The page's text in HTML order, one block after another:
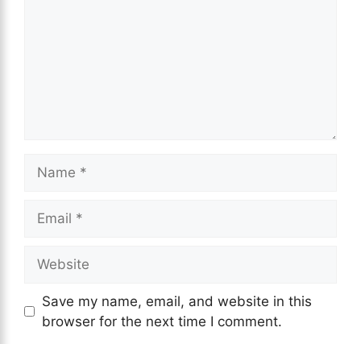
Save my name, email, and website in this
browser for the next time I comment.